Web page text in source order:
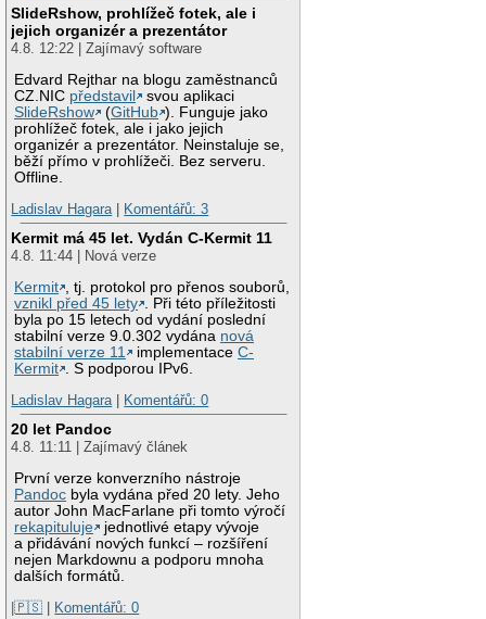
SlideRshow, prohlížeč fotek, ale i
jejich organizér a prezentátor
4.8. 12:22 | Zajímavý software
Edvard Rejthar na blogu zaměstnanců
CZ.NIC představil
svou aplikaci
SlideRshow
(GitHub ). Funguje jako
prohlížeč fotek, ale i jako jejich
organizér a prezentátor. Neinstaluje se,
běží přímo v prohlížeči. Bez serveru.
Offline.
Ladislav Hagara| Komentářů: 3
Kermit má 45 let. Vydán C-Kermit 11
4.8. 11:44 | Nová verze
Kermit
, tj. protokol pro přenos souborů,
vznikl před 45 lety
. Při této příležitosti
byla po 15 letech od vydání poslední
stabilní verze 9.0.302 vydána nová
stabilní verze 11
implementaceC-
Kermit
. S podporou IPv6.
Ladislav Hagara| Komentářů: 0
20 let Pandoc
4.8. 11:11 | Zajímavý článek
První verze konverzního nástroje
Pandoc byla vydána před 20 lety. Jeho
autor John MacFarlane při tomto výročí
rekapituluje
jednotlivé etapy vývoje
a přidávání nových funkcí – rozšíření
nejen Markdownu a podporu mnoha
dalších formátů.
|🇵🇸
Komentářů: 0